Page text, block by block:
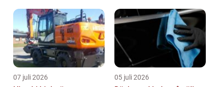
07 juli 2026 05 juli 2026